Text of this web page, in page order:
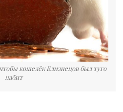
кошелёк Близнецов был туго
набит